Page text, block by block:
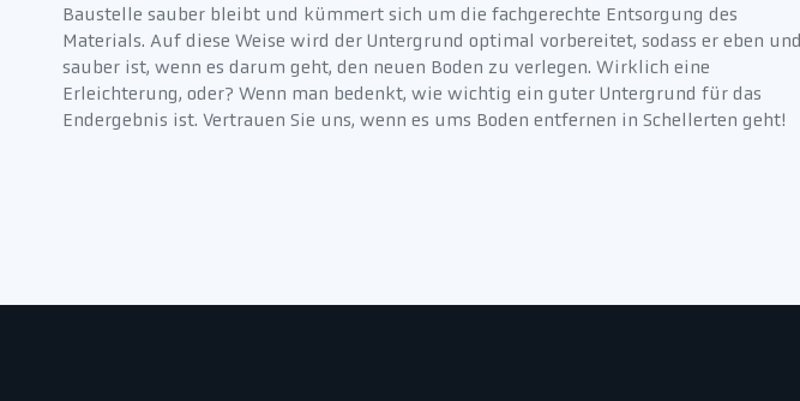
Baustelle sauber bleibt und kümmert sich um die fachgerechte Entsorgung des
Materials. Auf diese Weise wird der Untergrund optimal vorbereitet, sodass er eben und
sauber ist, wenn es darum geht, den neuen Boden zu verlegen. Wirklich eine
Erleichterung, oder? Wenn man bedenkt, wie wichtig ein guter Untergrund für das
Endergebnis ist. Vertrauen Sie uns, wenn es ums Boden entfernen in Schellerten geht!